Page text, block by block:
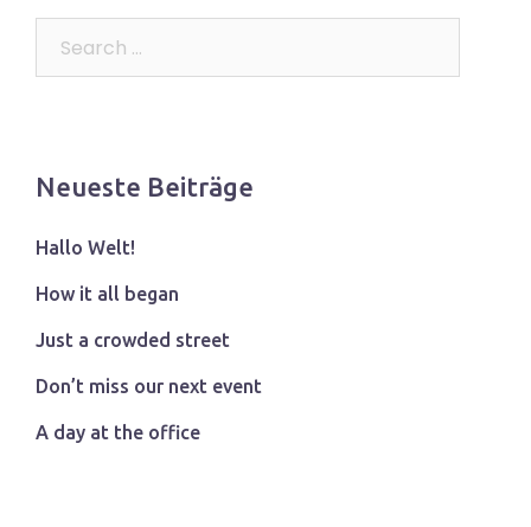
Neueste Beiträge
Hallo Welt!
How it all began
Just a crowded street
Don’t miss our next event
A day at the office